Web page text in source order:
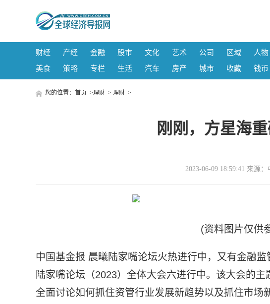
财经 产经 金融 股市 文化 艺术 公司 区域 人物
美食
策略 专栏 生活 汽车 房产 城市 收藏 钱币
您的位置： 首页 >理财 > 理财 >
刚刚，方星海重
2023-06-09 18:59:41 来源
(资料图片仅供
中国基金报 晨曦陆家嘴论坛火热进行中，又有金融
陆家嘴论坛（2023）全体大会六进行中。该大会的
全面讨论如何抓住资管行业发展新趋势以及抓住市场